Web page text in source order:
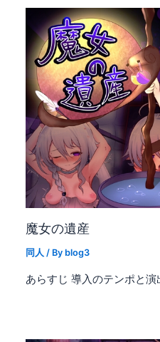
魔女の遺産
同人 / By blog3
あらすじ 導入のテンポと